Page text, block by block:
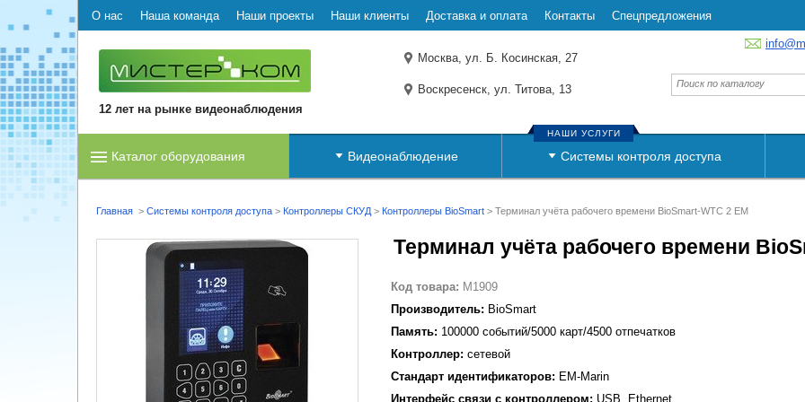
О нас Наша команда Наши проекты Наши клиенты Доставка и оплата Контакты Спецпредложения
12 лет на рынке видеонаблюдения
Москва, ул. Б. Косинская, 27
Воскресенск, ул. Титова, 13
Каталог оборудования Видеонаблюдение Системы контроля доступа
НАШИ УСЛУГИ
Главная > Системы контроля доступа > Контроллеры СКУД > Контроллеры BioSmart > Терминал учёта рабочего времени BioSmart-WTC 2 EM
Терминал учёта рабочего времени
Код товара: M1909
Производитель: BioSmart
Память: 100000 событий/5000 карт/4500 отпечатков
Контроллер: сетевой
Стандарт идентификаторов: EM-Marin
Интерфейс связи с контроллером: USB, Ethernet